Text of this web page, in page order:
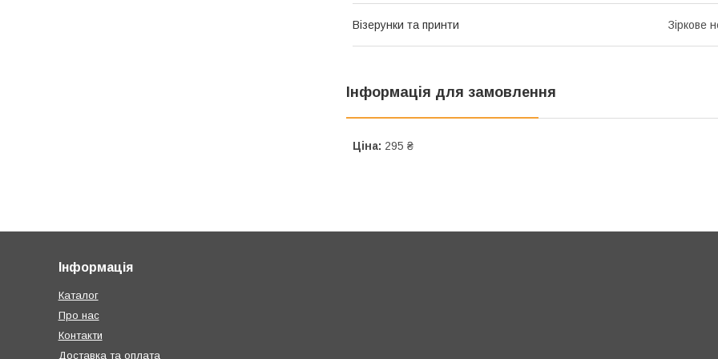
Візерунки та принти Зіркове
Інформація для замовлення
Ціна: 295 ₴
Інформація
Каталог
Про нас
Контакти
Доставка та оплата